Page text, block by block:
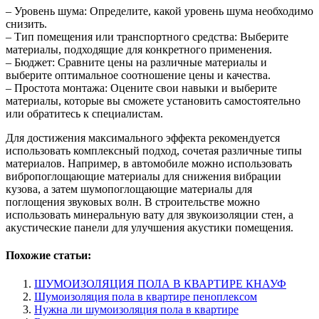
– Уровень шума: Определите, какой уровень шума необходимо
снизить.
– Тип помещения или транспортного средства: Выберите
материалы, подходящие для конкретного применения.
– Бюджет: Сравните цены на различные материалы и
выберите оптимальное соотношение цены и качества.
– Простота монтажа: Оцените свои навыки и выберите
материалы, которые вы сможете установить самостоятельно
или обратитесь к специалистам.
Для достижения максимального эффекта рекомендуется
использовать комплексный подход, сочетая различные типы
материалов. Например, в автомобиле можно использовать
вибропоглощающие материалы для снижения вибрации
кузова, а затем шумопоглощающие материалы для
поглощения звуковых волн. В строительстве можно
использовать минеральную вату для звукоизоляции стен, а
акустические панели для улучшения акустики помещения.
Похожие статьи:
ШУМОИЗОЛЯЦИЯ ПОЛА В КВАРТИРЕ КНАУФ
Шумоизоляция пола в квартире пеноплексом
Нужна ли шумоизоляция пола в квартире